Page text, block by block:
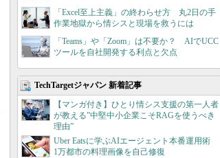
「Excel至上主義」の終わらせ方 丸2日の手
作業地獄から情シスと現場を救うには
「Teams」や「Zoom」は不要か？ AIでUCC
ツールを自社開発する利点と欠点
TechTargetジャパン 新着記事
【マンガ付き】ひとり情シス支援の第一人者
が教える”中堅中小企業こそRAGを使うべき
理由”
Uber Eatsに学ぶAIエージェント本番運用術
1万都市の料理画像を自己修復